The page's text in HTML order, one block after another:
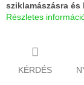
sziklamászásra
Részletes
KÉRDÉS